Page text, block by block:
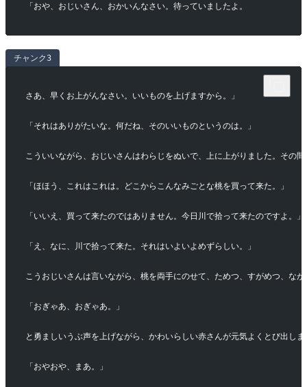
「おや、おじいさん、おかいんなさい。待っていましたよ。
チャンク3
さあ、早くお上がんなさい。いいものを上げますから。」
「それはありがたいな。何だね、そのいいものというのは。」
こういいながら、おじいさんはわらじをぬいで、上に上がりました。その
「ほほう、これはこれは。どこからこんなみごとな桃を買って来た。」
「いいえ、買って来たのではありません。今日川で拾って来たのですよ。」
「え、なに、川で拾って来た。それはいよいよめずらしい。」
こうおじいさんは言いながら、桃を両手にのせて、ためつ、すがめつ、な
「おぎゃあ、おぎゃあ。」
と勇ましいうぶ声を上げながら、かわいらしい赤さんが元気よくとび出しま
「おやおや、まあ。」